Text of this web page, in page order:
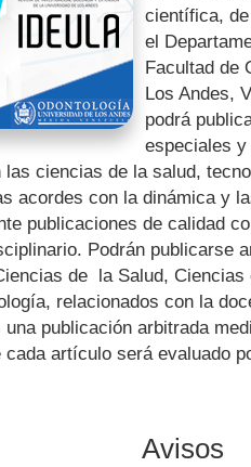
científica,
el
Facultad de
Los Andes,
podrá
especiales
las ciencias de la salud,
acordes con la dinámica y
publicaciones de calidad
Podrán publicarse
de la Salud, Ciencias
relacionados con la
publicación arbitrada
cada artículo será evaluado
Avisos